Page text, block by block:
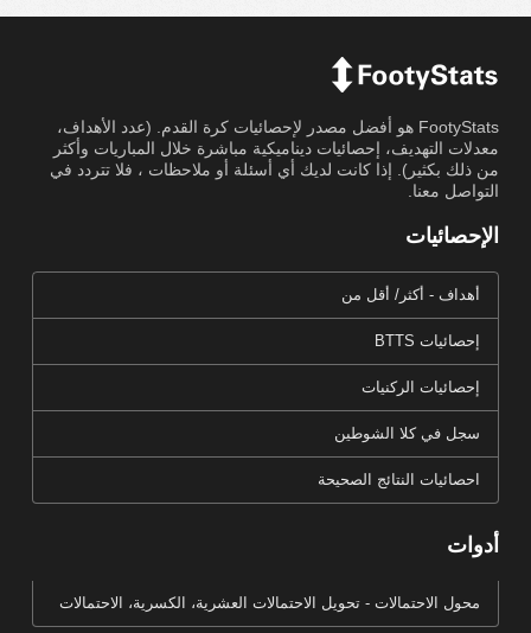
FootyStats هو أفضل مصدر لإحصائيات كرة القدم. (عدد الأهداف،
معدلات التهديف، إحصائيات ديناميكية مباشرة خلال المباريات وأكثر
من ذلك بكثير). إذا كانت لديك أي أسئلة أو ملاحظات ، فلا تتردد في
التواصل معنا.
الإحصائيات
أهداف - أكثر/ أقل من
إحصائيات BTTS
إحصائيات الركنيات
سجل في كلا الشوطين
احصائيات النتائج الصحيحة
أدوات
محول الاحتمالات - تحويل الاحتمالات العشرية، الكسرية، الاحتمالات